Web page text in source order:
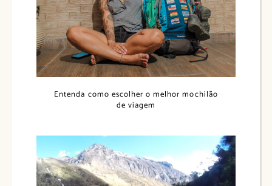
Entenda como escolher o melhor mochilão
de viagem